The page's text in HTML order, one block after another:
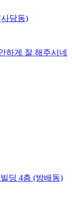
당동)
하게 잘 해주시네
딩 4층 (방배동)